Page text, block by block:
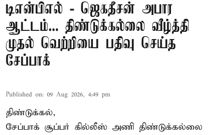
டிஎன்பிஎல் - ஜெகதீசன் அபார
ஆட்டம்... திண்டுக்கல்லை வீழ்த்தி
முதல் வெற்றியை பதிவு செய்த
சேப்பாக்
Published on: 09 Aug 2026, 4:49 pm
திண்டுக்கல்,
சேப்பாக் சூப்பர் கில்லீஸ் அணி திண்டுக்கல்லை